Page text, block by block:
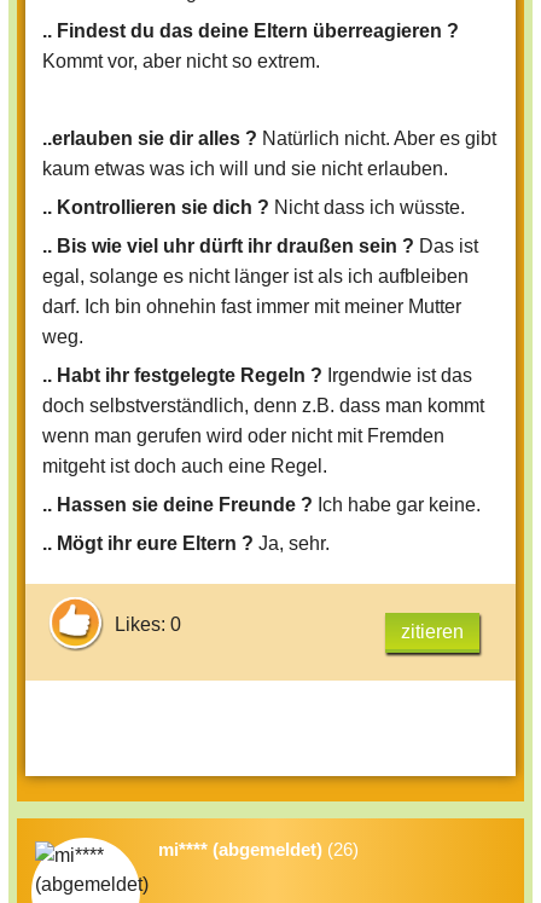
.. Findest du das deine Eltern überreagieren ?
Kommt vor, aber nicht so extrem.
..erlauben sie dir alles ? Natürlich nicht. Aber es gibt
kaum etwas was ich will und sie nicht erlauben.
.. Kontrollieren sie dich ? Nicht dass ich wüsste.
.. Bis wie viel uhr dürft ihr draußen sein ? Das ist
egal, solange es nicht länger ist als ich aufbleiben
darf. Ich bin ohnehin fast immer mit meiner Mutter
weg.
.. Habt ihr festgelegte Regeln ? Irgendwie ist das
doch selbstverständlich, denn z.B. dass man kommt
wenn man gerufen wird oder nicht mit Fremden
mitgeht ist doch auch eine Regel.
.. Hassen sie deine Freunde ? Ich habe gar keine.
.. Mögt ihr eure Eltern ? Ja, sehr.
Likes: 0 zitieren
mi**** (abgemeldet) (26)